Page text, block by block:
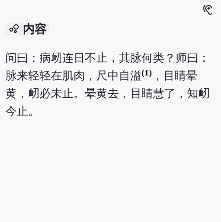
hearing
bubble_chart 内容
问曰：病衂连日不止，其脉何类？师曰：
脉来轻轻在肌肉，尺中自溢(1) ，目睛晕
黄，衂必未止。晕黄去，目睛慧了，知衂
今止。